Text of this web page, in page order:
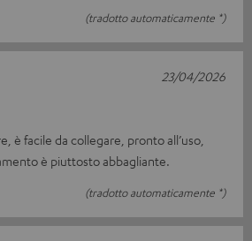
(tradotto automaticamente *)
è facile da collegare, pronto all’uso,
è piuttosto abbagliante.
(tradotto automaticamente *)
23/04/2026